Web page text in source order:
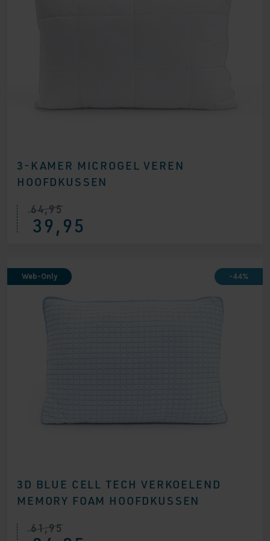
3-KAMER MICROGEL VEREN
HOOFDKUSSEN
64,95
Oorspronkelijke
prijs
was:
39,95
Huidige
prijs
is:
3D BLUE CELL TECH VERKOELEND
MEMORY FOAM HOOFDKUSSEN
Web-Only
61,95
Oorspronkelijke
Huidige
-44%